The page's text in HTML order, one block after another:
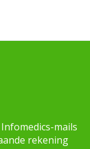
mails
rekening